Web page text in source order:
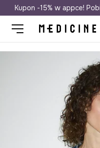
Darmowa
Kupon -15% w appce!